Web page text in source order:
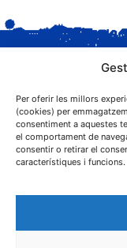
Per oferir les millors
(cookies) per
consentiment a aquestes
el comportament de
consentir o retirar el
característiques i funcions.
C. Sant Josep,
25243 El